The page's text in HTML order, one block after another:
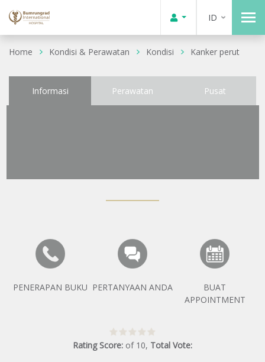
ID
Home Kondisi & Perawatan Kondisi Kanker perut
Informasi Perawatan Pusat
PENERAPAN BUKU PERTANYAAN ANDA
BUAT
APPOINTMENT
Rating Score: of 10, Total Vote: